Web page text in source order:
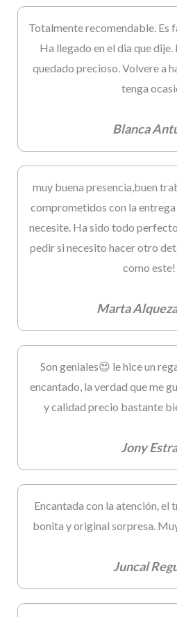
Totalmente recomendable. Es
Ha llegado en el dia que dije.
quedado precioso. Volvere a
tenga
Blanca
muy buena presencia,buen
comprometidos con la entrega
necesite. Ha sido todo
pedir si necesito hacer otro
como este!
Marta
Son geniales😍 le hice un
encantado, la verdad que me
y calidad precio bastante
Jony
Encantada con la atención, el
bonita y original sorpresa.
Juncal